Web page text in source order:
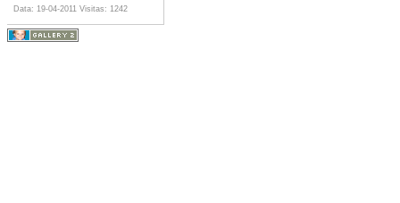
Data: 19-04-2011 Visitas: 1242